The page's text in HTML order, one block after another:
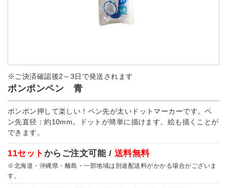
※ご決済確認後2～3日で発送されます
ポンポンペン 青
ポンポン押して楽しい！ペン先が太いドットマーカーです。ペ
ン先直径：約10mm。ドットが簡単に描けます。絵も描くことが
できます。
11セット からご注文可能 / 送料無料
※北海道・沖縄県・離島・一部地域は別途配送料がかかる場合がございま
す。